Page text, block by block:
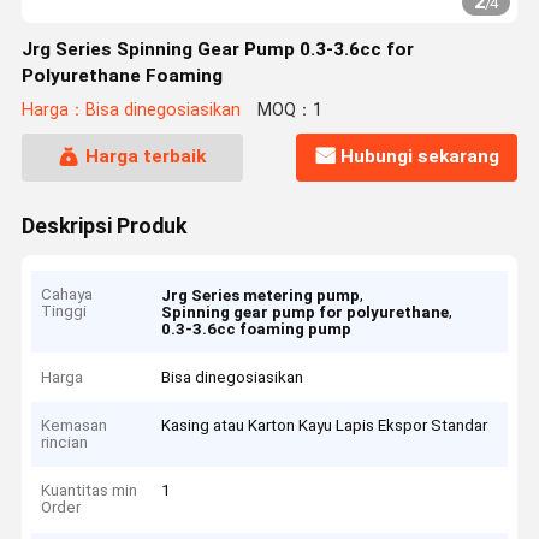
Jrg Series Spinning Gear Pump 0.3-3.6cc for
Polyurethane Foaming
Harga：Bisa dinegosiasikan MOQ：1
Harga terbaik Hubungi sekarang
Deskripsi Produk
Cahaya
Tinggi
Jrg Series metering pump,
Spinning gear pump for polyurethane,
0.3-3.6cc foaming pump
Harga Bisa dinegosiasikan
Kemasan
rincian
Kasing atau Karton Kayu Lapis Ekspor Standar
Kuantitas min
Order
1